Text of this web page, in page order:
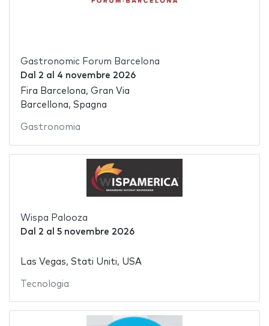
Gastronomic Forum Barcelona
Dal 2 al 4 novembre 2026
Fira Barcelona, Gran Via
Barcellona, Spagna
Gastronomia
Wispa Palooza
Dal 2 al 5 novembre 2026
Las Vegas, Stati Uniti, USA
Tecnologia